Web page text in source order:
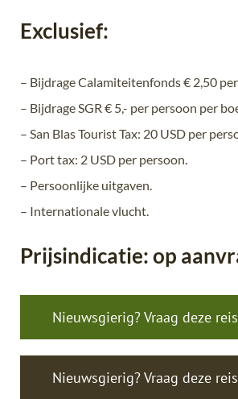
Exclusief:
– Bijdrage Calamiteitenfonds € 2,50
– Bijdrage SGR € 5,- per persoon per
– San Blas Tourist Tax: 20 USD per
– Port tax: 2 USD per persoon.
– Persoonlijke uitgaven.
– Internationale vlucht.
Prijsindicatie: op
Nieuwsgierig? Vraag deze
Nieuwsgierig? Vraag deze